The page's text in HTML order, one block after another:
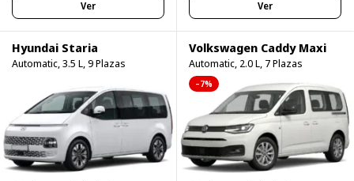
Ver Ver
Hyundai Staria
Automatic, 3.5 L, 9 Plazas
Volkswagen Caddy Maxi
Automatic, 2.0 L, 7 Plazas
–7%